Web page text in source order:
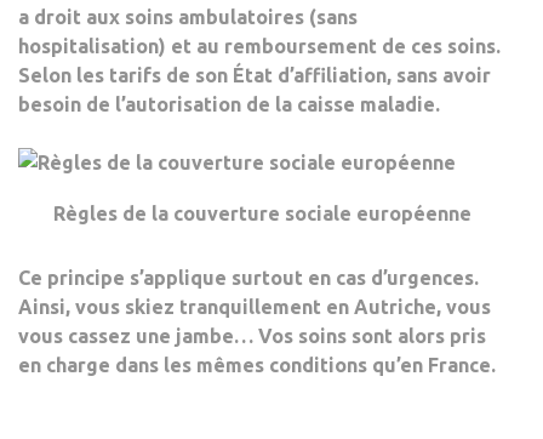
a droit aux soins ambulatoires (sans
hospitalisation) et au remboursement de ces soins.
Selon les tarifs de son État d’affiliation, sans avoir
besoin de l’autorisation de la caisse maladie.
Règles de la couverture sociale européenne
Ce principe s’applique surtout en cas d’urgences.
Ainsi, vous skiez tranquillement en Autriche, vous
vous cassez une jambe… Vos soins sont alors pris
en charge dans les mêmes conditions qu’en France.